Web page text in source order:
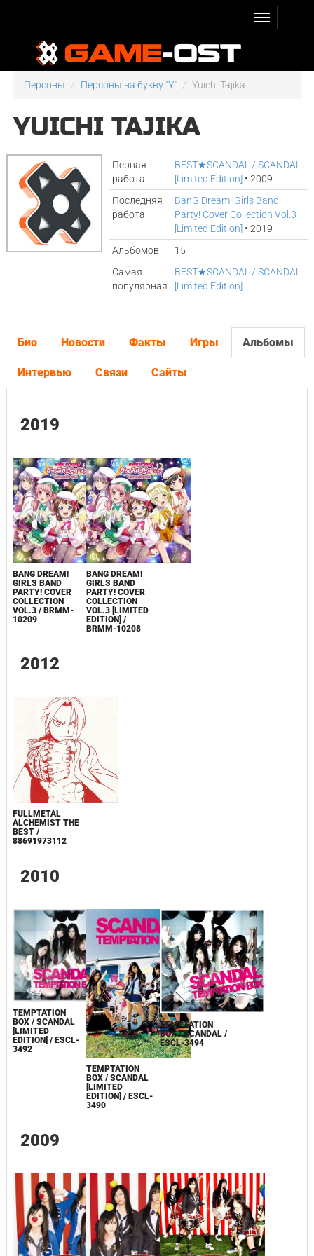
Персоны Персоны на букву "Y" Yuichi Tajika
YUICHI TAJIKA
Первая
работа
BEST★SCANDAL / SCANDAL
[Limited Edition] • 2009
Последняя
работа
BanG Dream! Girls Band
Party! Cover Collection Vol.3
[Limited Edition] • 2019
Альбомов
15
Самая
популярная
BEST★SCANDAL / SCANDAL
[Limited Edition]
Био Новости Факты Игры Альбомы
Интервью Связи Сайты
2019
BANG DREAM!
GIRLS BAND
PARTY! COVER
COLLECTION
VOL.3 / BRMM-
10209
BANG DREAM!
GIRLS BAND
PARTY! COVER
COLLECTION
VOL.3 [LIMITED
EDITION] /
BRMM-10208
2012
FULLMETAL
ALCHEMIST THE
BEST /
88691973112
2010
TEMPTATION
BOX / SCANDAL
[LIMITED
EDITION] / ESCL-
3492
TEMPTATION
BOX / SCANDAL
[LIMITED
EDITION] / ESCL-
3490
TEMPTATION
BOX / SCANDAL /
ESCL-3494
2009